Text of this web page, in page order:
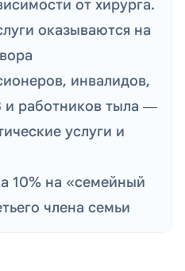
от хирурга.
оказываются на
инвалидов,
и работников тыла —
услуги и
10% на «семейный
члена семьи